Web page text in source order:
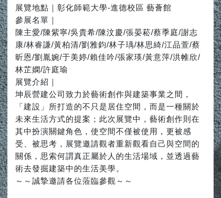
展覽地點｜彰化師範大學-進德校區 藝薈館
參展名單｜
陳主愛/陳紫寧/吳貴希/陳汶慶/張晏菘/蔡季庭/謝志
康/林睿謙/黃柏清/劉雅鈞/林子瑀/林思綺/江品萱/蔡
昕恩/劉胤婉/于美婷/賴佳吟/張家瑛/黃意萍/洪帷欣/
林芷嫻/許庭瑜
展覽介紹｜
坤辰營建公司致力於藝術創作與建築事業之間，
「建設」所打造的不只是居住空間，而是一種關於
未來生活方式的提案；此次展覽中，藝術創作則在
其中扮演關鍵角色，使空間不僅被使用，更被感
受、被思考，展覽邀請觀者重新觀看自己與空間的
關係，思索何謂真正屬於人的生活場域，並透過藝
術去發掘建築中的生活美學。
～～誠摯邀請各位蒞臨參觀～～